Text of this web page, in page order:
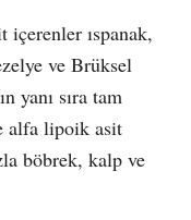
ıspanak,
ve Brüksel
yanı sıra tam
alfa lipoik asit
böbrek, kalp ve